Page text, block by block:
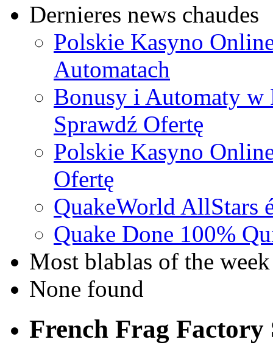
Dernieres news chaudes
Polskie Kasyno
Automatach
Bonusy i Automaty w
Sprawdź Ofertę
Polskie Kasyno
Ofertę
QuakeWorld AllStars
Quake Done 100%
Most blablas of the week
None found
French Frag Factory